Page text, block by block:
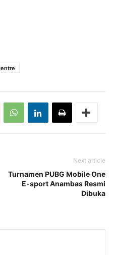
Next article
Turnamen PUBG Mobile One
E-sport Anambas Resmi
Dibuka